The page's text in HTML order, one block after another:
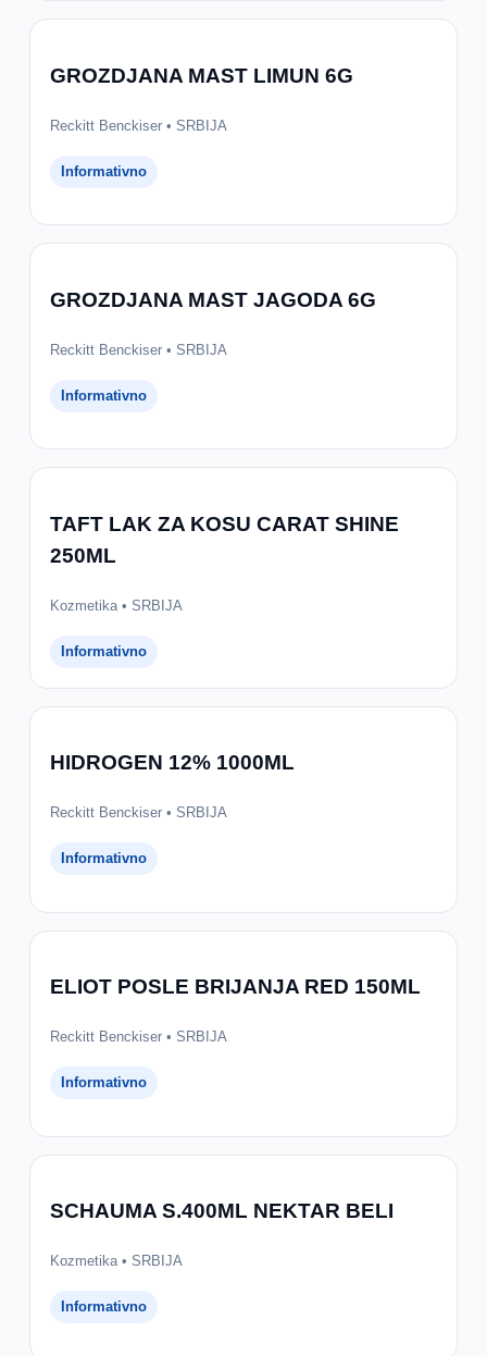
GROZDJANA MAST LIMUN 6G
Reckitt Benckiser • SRBIJA
Informativno
GROZDJANA MAST JAGODA 6G
Reckitt Benckiser • SRBIJA
Informativno
TAFT LAK ZA KOSU CARAT SHINE
250ML
Kozmetika • SRBIJA
Informativno
HIDROGEN 12% 1000ML
Reckitt Benckiser • SRBIJA
Informativno
ELIOT POSLE BRIJANJA RED 150ML
Reckitt Benckiser • SRBIJA
Informativno
SCHAUMA S.400ML NEKTAR BELI
Kozmetika • SRBIJA
Informativno